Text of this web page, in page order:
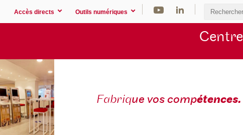
Accès directs Outils numériques
Centre
Fabrique vos compétences.